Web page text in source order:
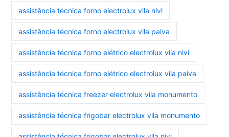
assistência técnica forno electrolux vila nivi
assistência técnica forno electrolux vila paiva
assistência técnica forno elétrico electrolux vila nivi
assistência técnica forno elétrico electrolux vila paiva
assistência técnica freezer electrolux vila monumento
assistência técnica frigobar electrolux vila monumento